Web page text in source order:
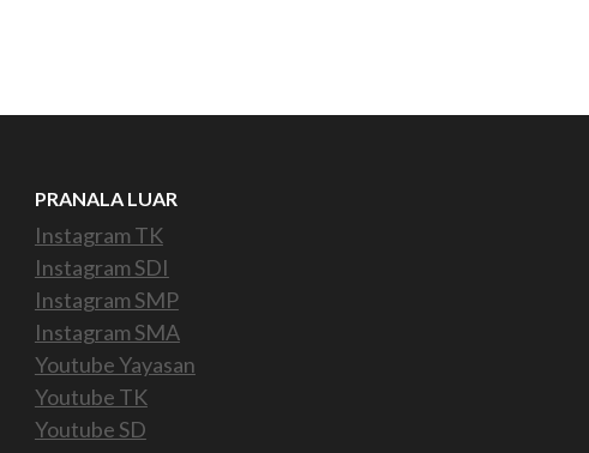
PRANALA LUAR
Instagram TK
Instagram SDI
Instagram SMP
Instagram SMA
Youtube Yayasan
Youtube TK
Youtube SD